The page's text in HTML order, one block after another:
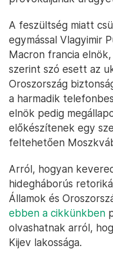
A feszültség miatt
egymással Vlagyimir
Macron francia
szerint szó esett az
Oroszország
a harmadik
elnök pedig
előkészítenek egy
feltehetően
Arról, hogyan
hidegháborús
Államok és
ebben a cikkünkben
olvashatnak arról,
Kijev lakossága.